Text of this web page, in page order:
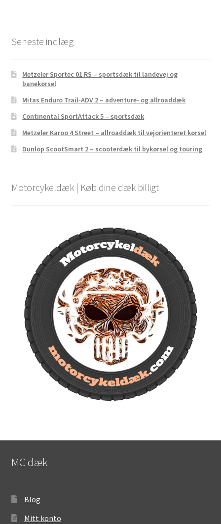
Seneste indlæg
Metzeler Sportec 01 RS – sportsdæk til landevej og
banekørsel
Mitas Enduro Trail-ADV 2 – adventure- og allroaddæk
Continental SportAttack 5 – sportsdæk
Metzeler Karoo 4 Street – allroaddæk til vejorienteret kørsel
Dunlop ScootSmart 2 – scooterdæk til bykørsel og touring
Motorcykeldæk | Køb dine dæk billigt
MC dæk
Blog
Mitt konto